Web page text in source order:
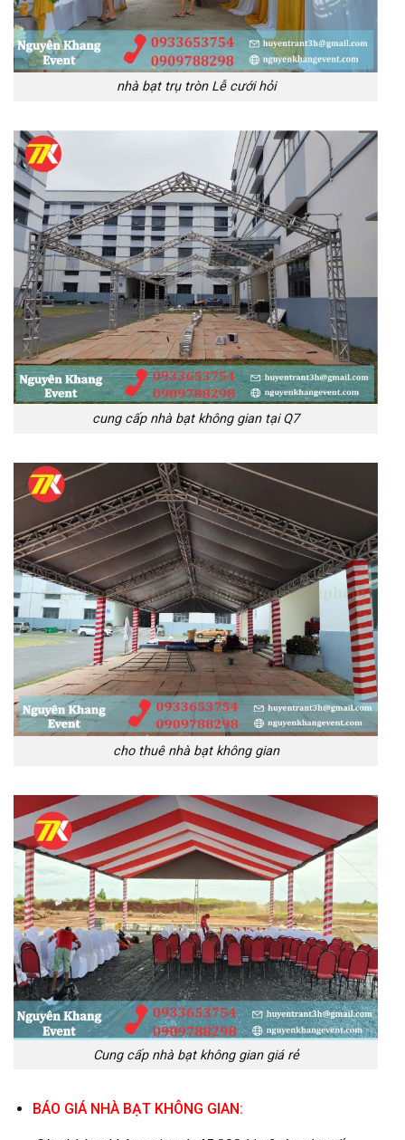
nhà bạt trụ tròn Lễ cưới hỏi
cung cấp nhà bạt không gian tại Q7
cho thuê nhà bạt không gian
Cung cấp nhà bạt không gian giá rẻ
BÁO GIÁ NHÀ BẠT KHÔNG GIAN: